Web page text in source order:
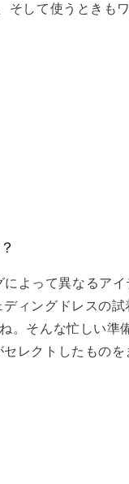
そして使うときも
よって異なるア
ィングドレスの
。そんな忙しい準
レクトしたもの